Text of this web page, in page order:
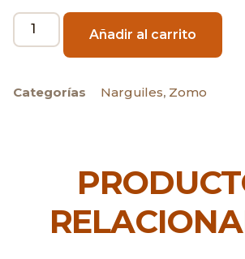
Añadir al carrito
Categorías Narguiles, Zomo